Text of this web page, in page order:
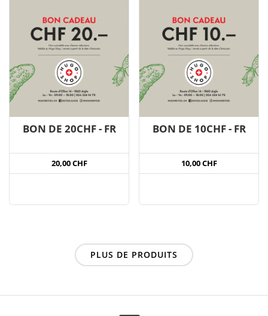
BON DE 20CHF - FR
20,00 CHF
BON DE 10CHF - FR
10,00 CHF
PLUS DE PRODUITS